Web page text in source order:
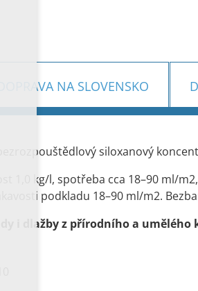
DOPRAVA NA SLOVENSKO
siloxanový
1,0 kg/l, spotřeba cca 18–90 ml/
podkladu 18–90 ml/m2.
i dlažby z přírodního a umělého